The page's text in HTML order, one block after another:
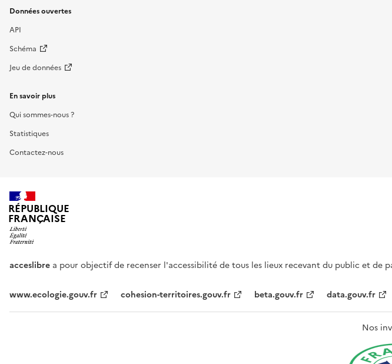
Données ouvertes
API
Schéma
Jeu de données
En savoir plus
Qui sommes-nous ?
Statistiques
Contactez-nous
RÉPUBLIQUE
FRANÇAISE
acceslibre a pour objectif de recenser l'accessibilité de tous les lieux recevant du public et de
www.ecologie.gouv.fr cohesion-territoires.gouv.fr beta.gouv.fr data.gouv.fr
Nos